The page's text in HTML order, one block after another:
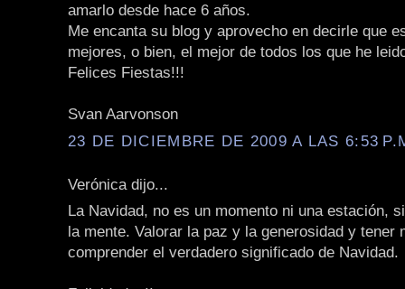
amarlo desde hace 6 años.
Me encanta su blog y aprovecho en decirle que
mejores, o bien, el mejor de todos los que he
Felices Fiestas!!!
Svan Aarvonson
23 DE DICIEMBRE DE 2009 A LAS 6:53
Verónica dijo...
La Navidad, no es un momento ni una estación,
la mente. Valorar la paz y la generosidad y tener
comprender el verdadero significado de Navidad.